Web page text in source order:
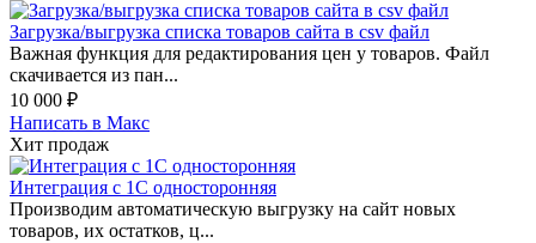
Загрузка/выгрузка списка товаров сайта в csv файл
Важная функция для редактирования цен у товаров. Файл
скачивается из пан...
10 000 ₽
Написать в Макс
Хит продаж
Интеграция с 1С односторонняя
Производим автоматическую выгрузку на сайт новых
товаров, их остатков, ц...